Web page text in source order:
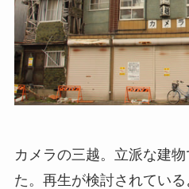
カメラの三越。立派な建
た。再生が検討されている